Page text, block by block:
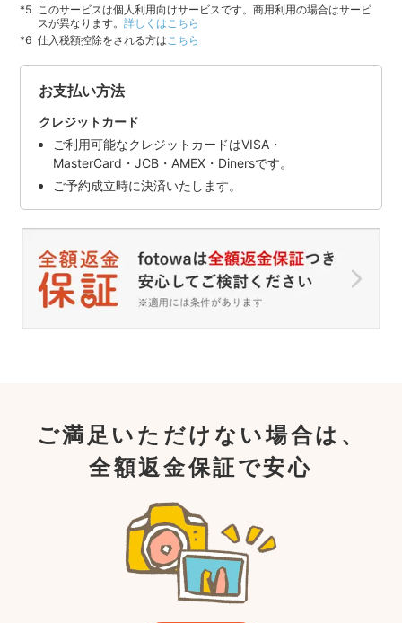
このサービスは個人利用向けサービスです。商用利用の場合はサービ
スが異なります。詳しくはこちら
仕入税額控除をされる方は こちら
お支払い方法
クレジットカード
ご利用可能なクレジットカードはVISA・
MasterCard・JCB・AMEX・Dinersです。
ご予約成立時に決済いたします。
ご満足いただけない場合は、
全額返金保証で安心